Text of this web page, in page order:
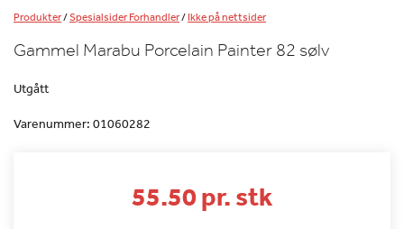
Produkter/Spesialsider Forhandler/Ikke på nettsider
Gammel Marabu Porcelain Painter 82 sølv
Utgått
Varenummer: 01060282
55.50 pr. stk